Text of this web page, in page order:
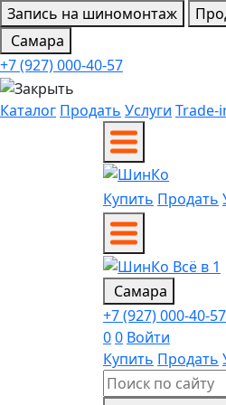
Запись на шиномонтаж
Самара
+7 (927) 000-40-57
Каталог Продать Услуги Trade-
Купить Продать
Самара
+7 (927) 000-40-57
00 Войти
Купить Продать